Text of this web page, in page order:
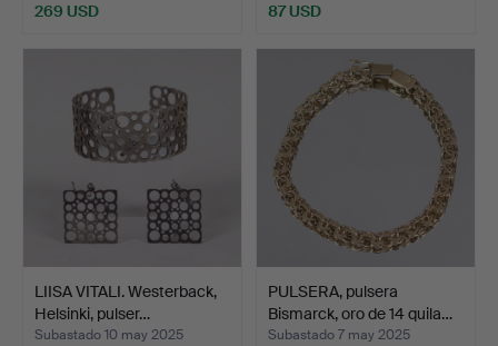
269 USD 87 USD
LIISA VITALI. Westerback,
Helsinki, pulser…
Subastado 10 may 2025
PULSERA, pulsera
Bismarck, oro de 14 quila…
Subastado 7 may 2025